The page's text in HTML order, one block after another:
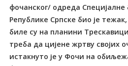
фочанског/ одреда Специјалне
Републике Српске био је
биле су на планини
треба да цијене жртву својих
истакнуто је у Фочи на